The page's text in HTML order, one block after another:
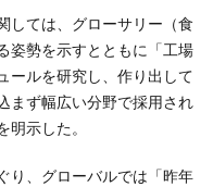
しては、グローサリー（食
姿勢を示すとともに「工場
ールを研究し、作り出して
まず幅広い分野で採用され
示した。
り、グローバルでは「昨年